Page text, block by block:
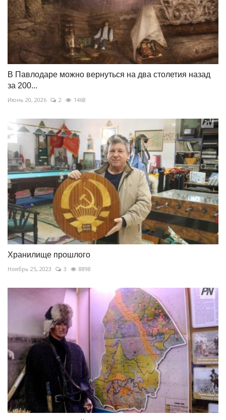
В Павлодаре можно вернуться на два столетия назад
за 200...
Июнь 20, 2026 2 1468
Хранилище прошлого
Ноябрь 25, 2023 3 8898